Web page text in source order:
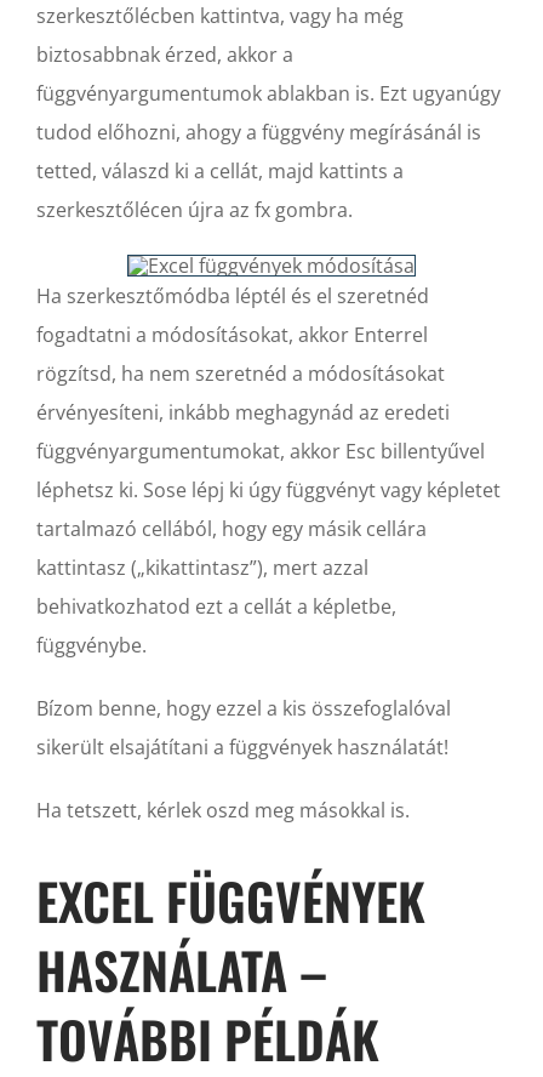
szerkesztőlécben kattintva, vagy ha még
biztosabbnak érzed, akkor a
függvényargumentumok ablakban is. Ezt ugyanúgy
tudod előhozni, ahogy a függvény megírásánál is
tetted, válaszd ki a cellát, majd kattints a
szerkesztőlécen újra az fx gombra.
Ha szerkesztőmódba léptél és el szeretnéd
fogadtatni a módosításokat, akkor Enterrel
rögzítsd, ha nem szeretnéd a módosításokat
érvényesíteni, inkább meghagynád az eredeti
függvényargumentumokat, akkor Esc billentyűvel
léphetsz ki. Sose lépj ki úgy függvényt vagy képletet
tartalmazó cellából, hogy egy másik cellára
kattintasz („kikattintasz”), mert azzal
behivatkozhatod ezt a cellát a képletbe,
függvénybe.
Bízom benne, hogy ezzel a kis összefoglalóval
sikerült elsajátítani a függvények használatát!
Ha tetszett, kérlek oszd meg másokkal is.
EXCEL FÜGGVÉNYEK
HASZNÁLATA –
TOVÁBBI PÉLDÁK